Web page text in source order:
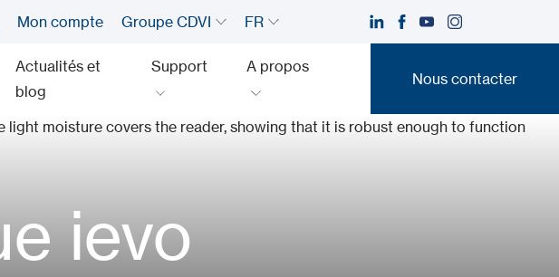
Mon compte Groupe CDVI FR
Actualités et
blog
Support A propos
Nous contacter
ievo